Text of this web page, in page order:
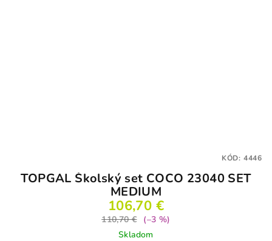
TOPGAL Školský set COCO 23040 SET
MEDIUM
106,70 €
110,70 €
(–3 %)
Skladom
KÓD: 4446